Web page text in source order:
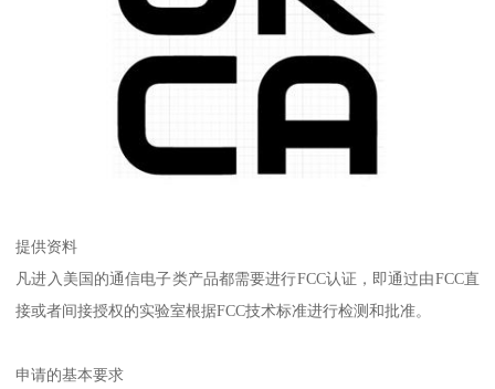
提供资料
凡进入美国的通信电子类产品都需要进行FCC认证，即通过由FCC直
接或者间接授权的实验室根据FCC技术标准进行检测和批准。
申请的基本要求